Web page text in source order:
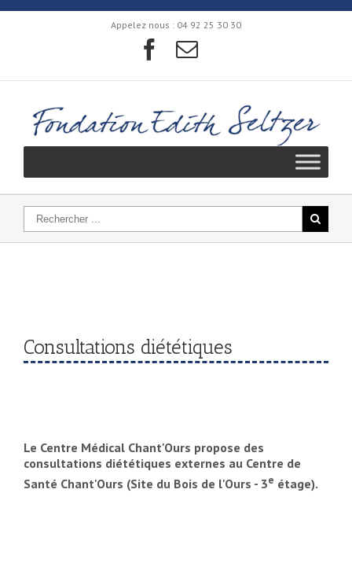
Appelez nous : 04 92 25 30 30
Consultations diététiques
Le Centre Médical Chant'Ours propose des
consultations diététiques externes au Centre de
Santé Chant'Ours (Site du Bois de l'Ours - 3e étage).